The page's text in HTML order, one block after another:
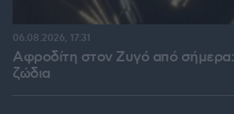
Αφροδίτη στον Ζυγό από
ζώδια
06.08.2026, 17:31